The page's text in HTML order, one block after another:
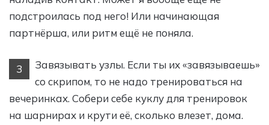
подстроилась под него! Или начинающая
партнёрша, или ритм ещё не поняла.
3
Завязывать узлы. Если ты их «завязываешь»
со скрипом, то не надо тренироваться на
вечеринках. Собери себе куклу для тренировок
на шарнирах и крути её, сколько влезет, дома.